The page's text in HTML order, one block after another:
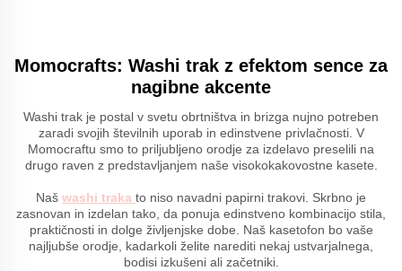
Momocrafts: Washi trak z efektom sence za
nagibne akcente
Washi trak je postal v svetu obrtništva in brizga nujno potreben
zaradi svojih številnih uporab in edinstvene privlačnosti. V
Momocraftu smo to priljubljeno orodje za izdelavo preselili na
drugo raven z predstavljanjem naše visokokakovostne kasete.
Naš washi traka to niso navadni papirni trakovi. Skrbno je
zasnovan in izdelan tako, da ponuja edinstveno kombinacijo stila,
praktičnosti in dolge življenjske dobe. Naš kasetofon bo vaše
najljubše orodje, kadarkoli želite narediti nekaj ustvarjalnega,
bodisi izkušeni ali začetniki.